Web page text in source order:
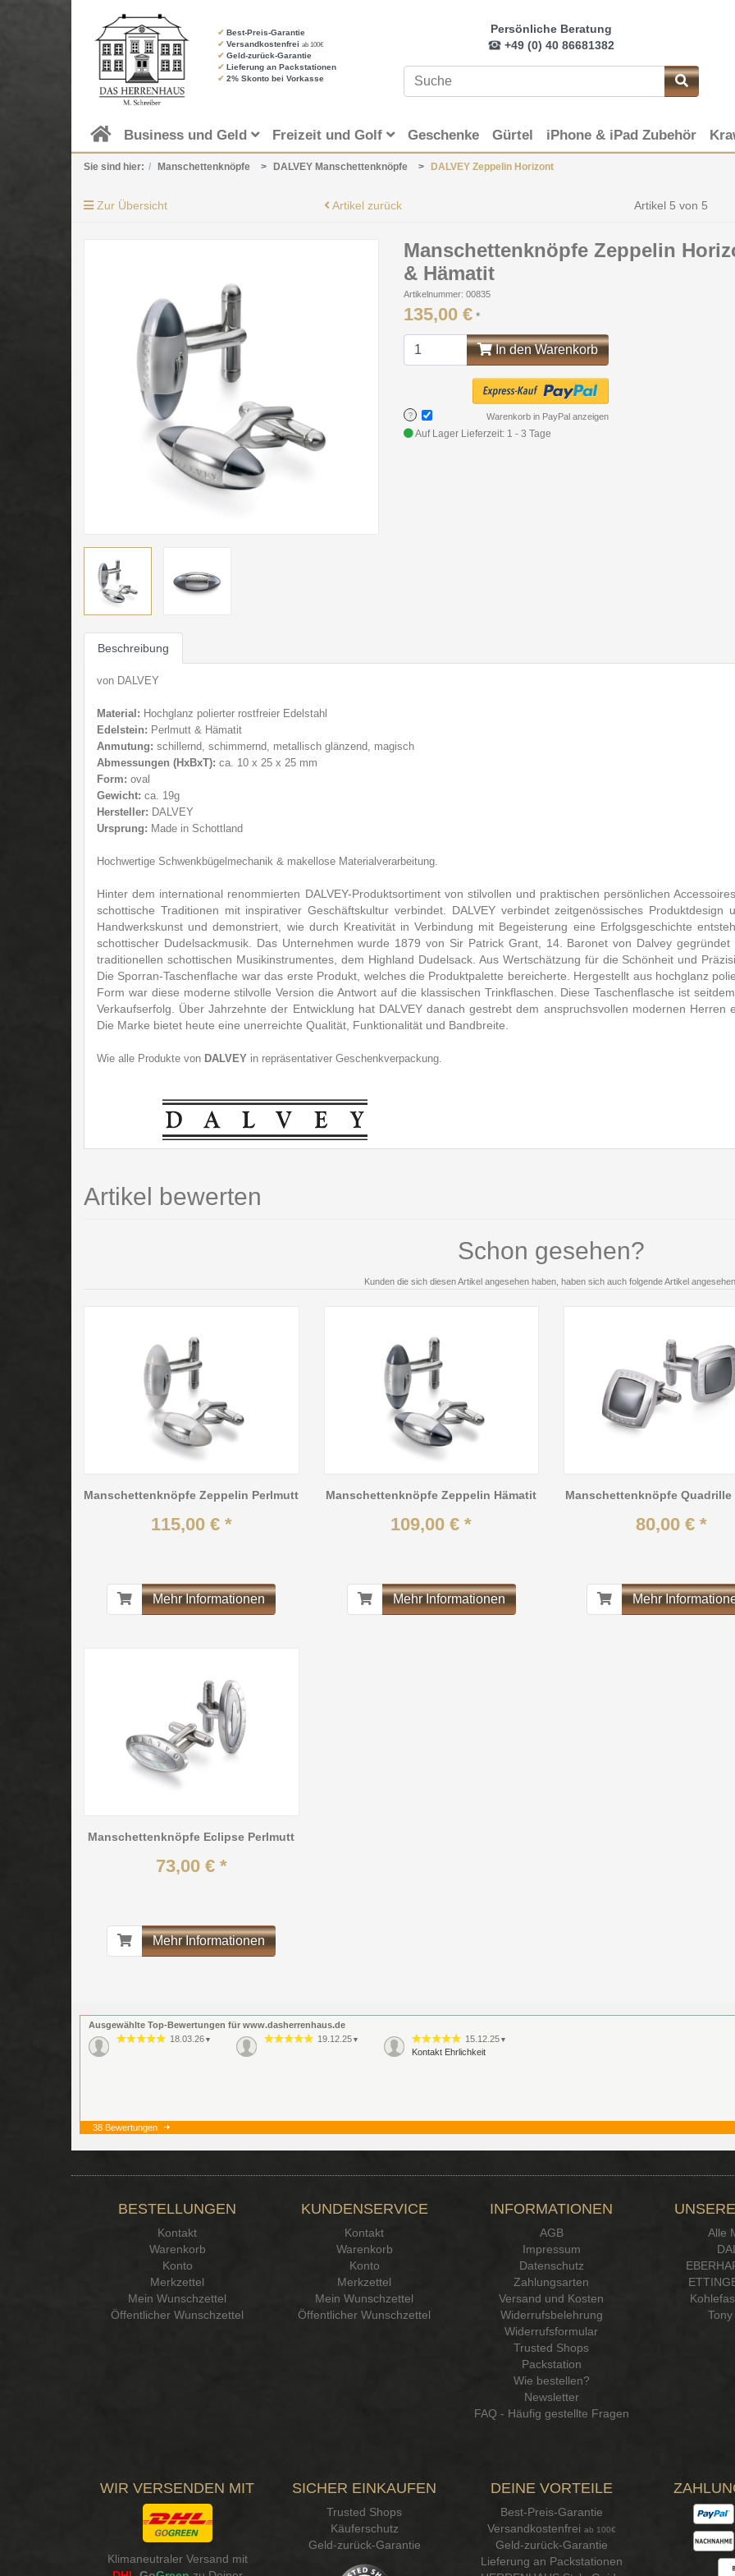
✔ Best-Preis-Garantie
✔ Versandkostenfrei ab 100€
✔ Geld-zurück-Garantie
✔ Lieferung an Packstationen
✔ 2% Skonto bei Vorkasse
Persönliche Beratung
+49 (0) 40 86681382
Business und Geld Freizeit und Golf Geschenke Gürtel iPhone & iPad Zubehör
Sie sind hier: Manschettenknöpfe DALVEY Manschettenknöpfe DALVEY Zeppelin Horizont
Zur Übersicht Artikel zurück Artikel 5 von 5
Manschettenknöpfe Zeppelin
& Hämatit
Artikelnummer: 00835
135,00 € *
In den Warenkorb
? Warenkorb in PayPal anzeigen
Auf Lager Lieferzeit: 1 - 3 Tage
Beschreibung
von DALVEY
Material: Hochglanz polierter rostfreier Edelstahl
Edelstein: Perlmutt & Hämatit
Anmutung: schillernd, schimmernd, metallisch glänzend, magisch
Abmessungen (HxBxT): ca. 10 x 25 x 25 mm
Form: oval
Gewicht: ca. 19g
Hersteller: DALVEY
Ursprung: Made in Schottland
Hochwertige Schwenkbügelmechanik & makellose Materialverarbeitung.
Hinter dem international renommierten DALVEY-Produktsortiment von stilvollen und praktischen persönlichen
schottische Traditionen mit inspirativer Geschäftskultur verbindet. DALVEY verbindet zeitgenössisches
Handwerkskunst und demonstriert, wie durch Kreativität in Verbindung mit Begeisterung eine Erfolgsgeschichte
schottischer Dudelsackmusik. Das Unternehmen wurde 1879 von Sir Patrick Grant, 14. Baronet von Dalvey
traditionellen schottischen Musikinstrumentes, dem Highland Dudelsack. Aus Wertschätzung für die Schönheit und
Die Sporran-Taschenflache war das erste Produkt, welches die Produktpalette bereicherte. Hergestellt aus hochglanz
Form war diese moderne stilvolle Version die Antwort auf die klassischen Trinkflaschen. Diese Taschenflasche ist
Verkaufserfolg. Über Jahrzehnte der Entwicklung hat DALVEY danach gestrebt dem anspruchsvollen modernen Herren
Die Marke bietet heute eine unerreichte Qualität, Funktionalität und Bandbreite.
Wie alle Produkte von DALVEY in repräsentativer Geschenkverpackung.
Artikel bewerten
Schon gesehen?
Kunden die sich diesen Artikel angesehen haben, haben sich auch folgende Artikel
Manschettenknöpfe Zeppelin Perlmutt
115,00 € *
Mehr Informationen
Manschettenknöpfe Zeppelin Hämatit
109,00 € *
Mehr Informationen
Manschettenknöpfe Quadrille
80,00 € *
Mehr
Manschettenknöpfe Eclipse Perlmutt
73,00 € *
Mehr Informationen
Ausgewählte Top-Bewertungen für www.dasherrenhaus.de
18.03.26 ▼ 19.12.25 ▼ 15.12.25 ▼
Kontakt Ehrlichkeit
38 Bewertungen
BESTELLUNGEN
Kontakt
Warenkorb
Konto
Merkzettel
Mein Wunschzettel
Öffentlicher Wunschzettel
KUNDENSERVICE
Kontakt
Warenkorb
Konto
Merkzettel
Mein Wunschzettel
Öffentlicher Wunschzettel
INFORMATIONEN
AGB
Impressum
Datenschutz
Zahlungsarten
Versand und Kosten
Widerrufsbelehrung
Widerrufsformular
Trusted Shops
Packstation
Wie bestellen?
Newsletter
FAQ - Häufig gestellte Fragen
Alle
WIR VERSENDEN MIT
Klimaneutraler Versand mit
SICHER EINKAUFEN
Trusted Shops
Käuferschutz
Geld-zurück-Garantie
DEINE VORTEILE
Best-Preis-Garantie
Versandkostenfrei ab 100€
Geld-zurück-Garantie
Lieferung an Packstationen